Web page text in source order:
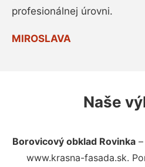
profesionálnej úrovni.
MIROSLAVA
Naše
Borovicový obklad Rovinka
www.krasna-fasada.sk.